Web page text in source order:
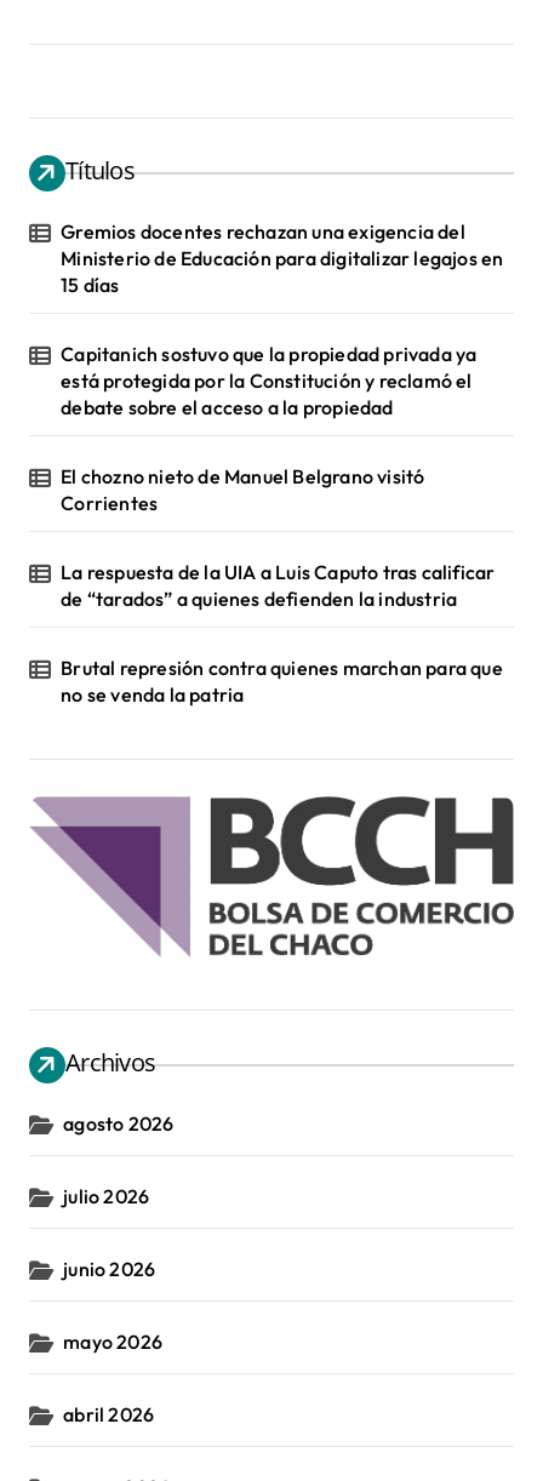
Títulos
Gremios docentes rechazan una exigencia del
Ministerio de Educación para digitalizar legajos en
15 días
Capitanich sostuvo que la propiedad privada ya
está protegida por la Constitución y reclamó el
debate sobre el acceso a la propiedad
El chozno nieto de Manuel Belgrano visitó
Corrientes
La respuesta de la UIA a Luis Caputo tras calificar
de “tarados” a quienes defienden la industria
Brutal represión contra quienes marchan para que
no se venda la patria
Archivos
agosto 2026
julio 2026
junio 2026
mayo 2026
abril 2026